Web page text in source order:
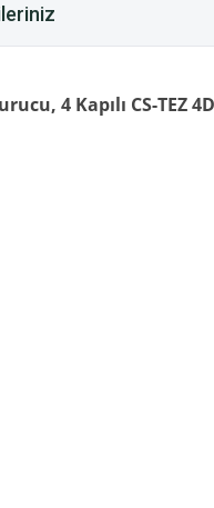
4 Kapılı CS-TEZ